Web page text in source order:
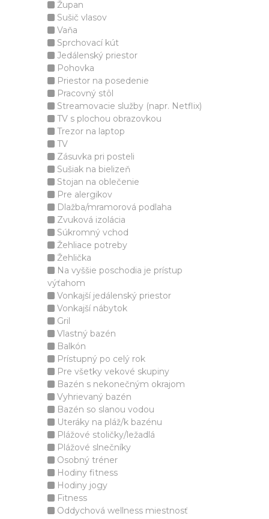
Župan
Sušič vlasov
Vaňa
Sprchovací kút
Jedálenský priestor
Pohovka
Priestor na posedenie
Pracovný stôl
Streamovacie služby (napr. Netflix)
TV s plochou obrazovkou
Trezor na laptop
TV
Zásuvka pri posteli
Sušiak na bielizeň
Stojan na oblečenie
Pre alergikov
Dlažba/mramorová podlaha
Zvuková izolácia
Súkromný vchod
Žehliace potreby
Žehlička
Na vyššie poschodia je prístup
výťahom
Vonkajší jedálenský priestor
Vonkajší nábytok
Gril
Vlastný bazén
Balkón
Prístupný po celý rok
Pre všetky vekové skupiny
Bazén s nekonečným okrajom
Vyhrievaný bazén
Bazén so slanou vodou
Uteráky na pláž/k bazénu
Plážové stoličky/ležadlá
Plážové slnečníky
Osobný tréner
Hodiny fitness
Hodiny jogy
Fitness
Oddychová wellness miestnosť